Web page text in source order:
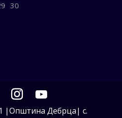
30
|Општина Дебрца| с.